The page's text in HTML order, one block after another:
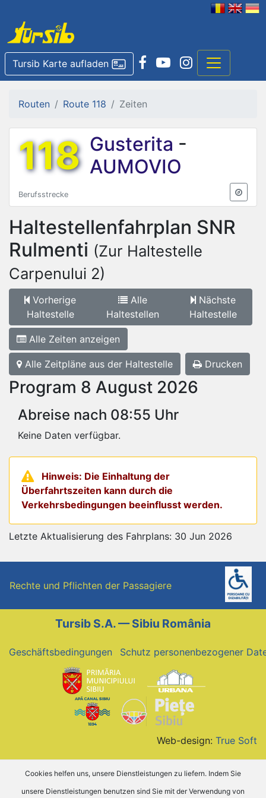
Tursib Karte aufladen
Routen Route 118 Zeiten
118 Gusterita -
AUMOVIO
Berufsstrecke
Haltestellenfahrplan SNR
Rulmenti (Zur Haltestelle
Carpenului 2)
Vorherige
Haltestelle
Alle
Haltestellen
Nächste
Haltestelle
Alle Zeiten anzeigen
Alle Zeitpläne aus der Haltestelle Drucken
Program 8 August 2026
Abreise nach 08:55 Uhr
Keine Daten verfügbar.
Hinweis: Die Einhaltung der
Überfahrtszeiten kann durch die
Verkehrsbedingungen beeinflusst werden.
Letzte Aktualisierung des Fahrplans: 30 Jun 2026
Rechte und Pflichten der Passagiere
Tursib S.A. — Sibiu România
Geschäftsbedingungen Schutz personenbezogener
Web-design: True Soft
Cookies helfen uns, unsere Dienstleistungen zu liefern. Indem Sie
unsere Dienstleistungen benutzen sind Sie mit der Verwendung von